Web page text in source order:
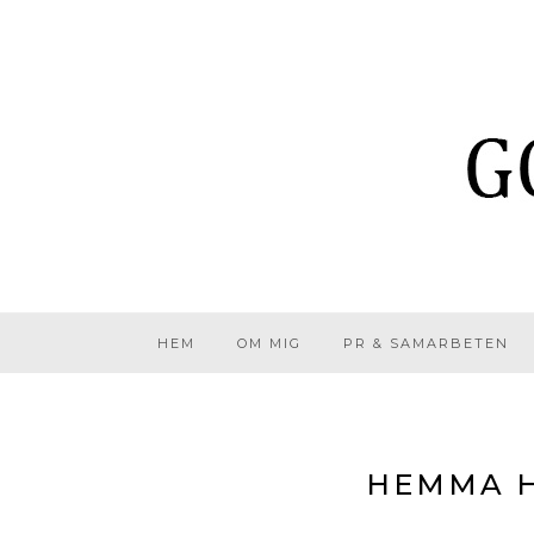
HEM OM MIG PR & SAMARBETEN
HEMMA